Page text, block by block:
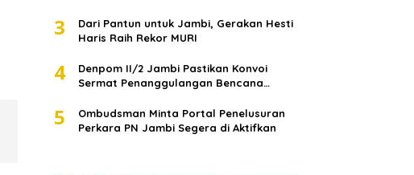
3
Dari Pantun untuk Jambi, Gerakan Hesti
Haris Raih Rekor MURI
4
Denpom II/2 Jambi Pastikan Konvoi
Sermat Penanggulangan Bencana
5
Ombudsman Minta Portal Penelusuran
Perkara PN Jambi Segera di Aktifkan